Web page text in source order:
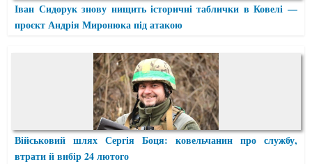
Іван Сидорук знову нищить історичні таблички в Ковелі —
проєкт Андрія Миронюка під атакою
Військовий шлях Сергія Боця: ковельчанин про службу,
втрати й вибір 24 лютого